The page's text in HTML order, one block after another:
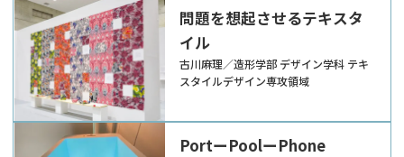
問題を想起させるテキスタ
イル
古川麻理／造形学部 デザイン学科 テキ
スタイルデザイン専攻領域
PortーPoolーPhone